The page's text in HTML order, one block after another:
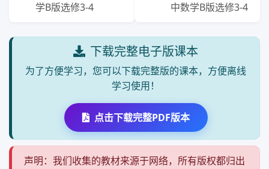
学B版选修3-4
中数学B版选修3-4
下载完整电子版课本
为了方便学习，您可以下载完整版的课本，方便离线
学习使用！
点击下载完整PDF版本
声明：我们收集的教材来源于网络，所有版权都归出